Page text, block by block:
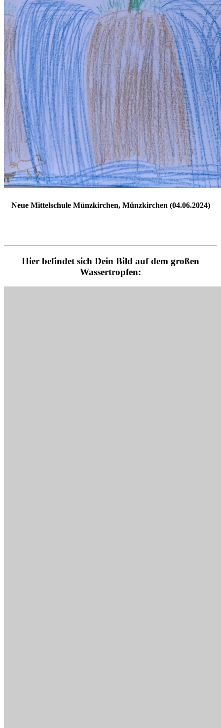
Neue Mittelschule Münzkirchen, Münzkirchen (04.06.2024)
Hier befindet sich Dein Bild auf dem großen
Wassertropfen: